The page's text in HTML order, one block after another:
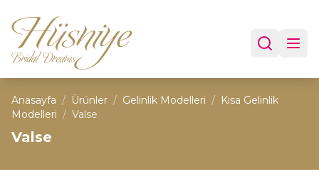
Anasayfa / Ürünler / Gelinlik Modelleri / Kısa Gelinlik
Modelleri / Valse
Valse